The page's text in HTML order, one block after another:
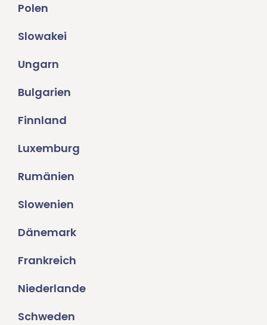
Polen
Slowakei
Ungarn
Bulgarien
Finnland
Luxemburg
Rumänien
Slowenien
Dänemark
Frankreich
Niederlande
Schweden